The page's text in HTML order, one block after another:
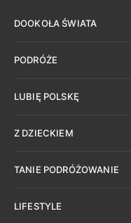
DOOKOŁA ŚWIATA
PODRÓŻE
LUBIĘ POLSKĘ
Z DZIECKIEM
TANIE PODRÓŻOWANIE
LIFESTYLE